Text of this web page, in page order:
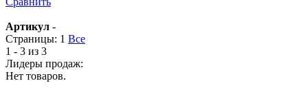
Артикул -
Страницы: 1 Все
1 - 3 из 3
Лидеры продаж:
Нет товаров.